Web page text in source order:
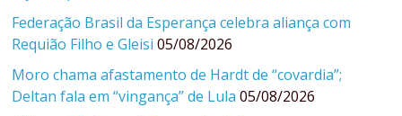
Federação Brasil da Esperança celebra aliança com
Requião Filho e Gleisi 05/08/2026
Moro chama afastamento de Hardt de “covardia”;
Deltan fala em “vingança” de Lula 05/08/2026